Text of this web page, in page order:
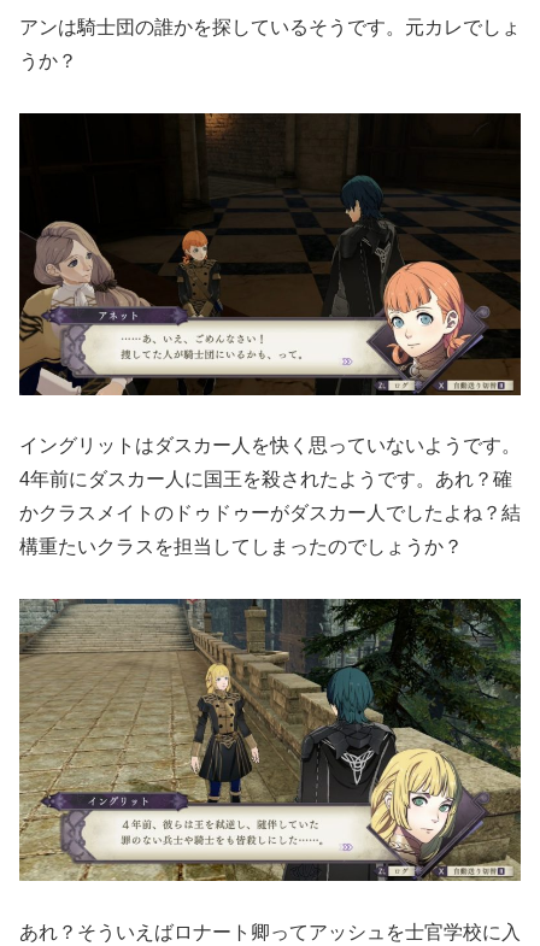
アンは騎士団の誰かを探しているそうです。元カレでしょ
うか？
イングリットはダスカー人を快く思っていないようです。
4年前にダスカー人に国王を殺されたようです。あれ？確
かクラスメイトのドゥドゥーがダスカー人でしたよね？結
構重たいクラスを担当してしまったのでしょうか？
あれ？そういえばロナート卿ってアッシュを士官学校に入